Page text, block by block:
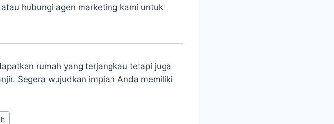
atau hubungi agen marketing kami untuk
rumah yang terjangkau tetapi juga
Segera wujudkan impian Anda memiliki